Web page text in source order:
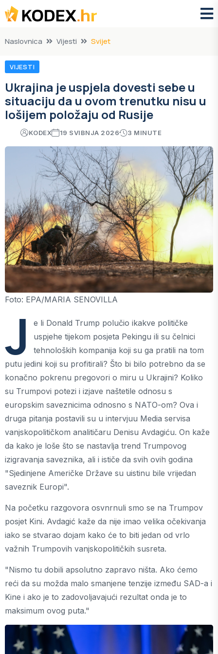
Naslovnica Vijesti Svijet
VIJESTI
Ukrajina je uspjela dovesti sebe u
situaciju da u ovom trenutku nisu u
lošijem položaju od Rusije
KODEX 19 SVIBNJA 2026 3 MINUTE
Foto: EPA/MARIA SENOVILLA
J
e li Donald Trump polučio ikakve političke
uspjehe tijekom posjeta Pekingu ili su čelnici
tehnoloških kompanija koji su ga pratili na tom
putu jedini koji su profitirali? Što bi bilo potrebno da se
konačno pokrenu pregovori o miru u Ukrajini? Koliko
su Trumpovi potezi i izjave naštetile odnosu s
europskim saveznicima odnosno s NATO-om? Ova i
druga pitanja postavili su u intervjuu Media servisa
vanjskopolitičkom analitičaru Denisu Avdagiću. On kaže
da kako je loše što se nastavlja trend Trumpovog
izigravanja saveznika, ali i ističe da svih ovih godina
"Sjedinjene Američke Države su uistinu bile vrijedan
saveznik Europi".
Na početku razgovora osvnrnuli smo se na Trumpov
posjet Kini. Avdagić kaže da nije imao velika očekivanja
iako se stvarao dojam kako će to biti jedan od vrlo
važnih Trumpovih vanjskopolitičkih susreta.
"Nismo tu dobili apsolutno zapravo ništa. Ako ćemo
reći da su možda malo smanjene tenzije između SAD-a i
Kine i ako je to zadovoljavajući rezultat onda je to
maksimum ovog puta."